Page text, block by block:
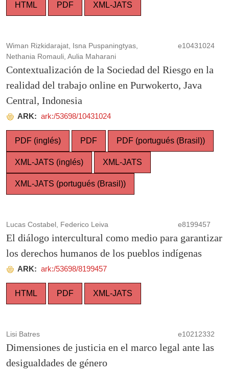
HTML PDF XML-JATS
Wiman Rizkidarajat, Isna Puspaningtyas,
Nethania Romauli, Aulia Maharani
e10431024
Contextualización de la Sociedad del Riesgo en la
realidad del trabajo online en Purwokerto, Java
Central, Indonesia
ARK: ark:/53698/10431024
PDF (inglés) PDF PDF (portugués (Brasil))
XML-JATS (inglés) XML-JATS
XML-JATS (portugués (Brasil))
Lucas Costabel, Federico Leiva e8199457
El diálogo intercultural como medio para garantizar
los derechos humanos de los pueblos indígenas
ARK: ark:/53698/8199457
HTML PDF XML-JATS
Lisi Batres e10212332
Dimensiones de justicia en el marco legal ante las
desigualdades de género